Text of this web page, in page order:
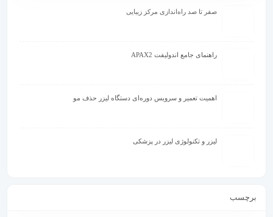
صفر تا صد راه‌اندازی مرکز زیبایی
راهنمای جامع اندولیفت APAX2
اهمیت تعمیر و سرویس دوره‌ای دستگاه لیزر حذف مو
لیزر و تکنولوژی لیزر در پزشکی
برچسب